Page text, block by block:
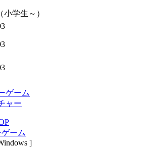
小学生～）
ゲーム
ャー
ーム
]